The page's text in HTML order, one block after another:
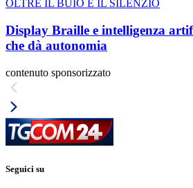
OLTRE IL BUIO E IL SILENZIO
Display Braille e intelligenza
che dà autonomia
contenuto sponsorizzato
Seguici su